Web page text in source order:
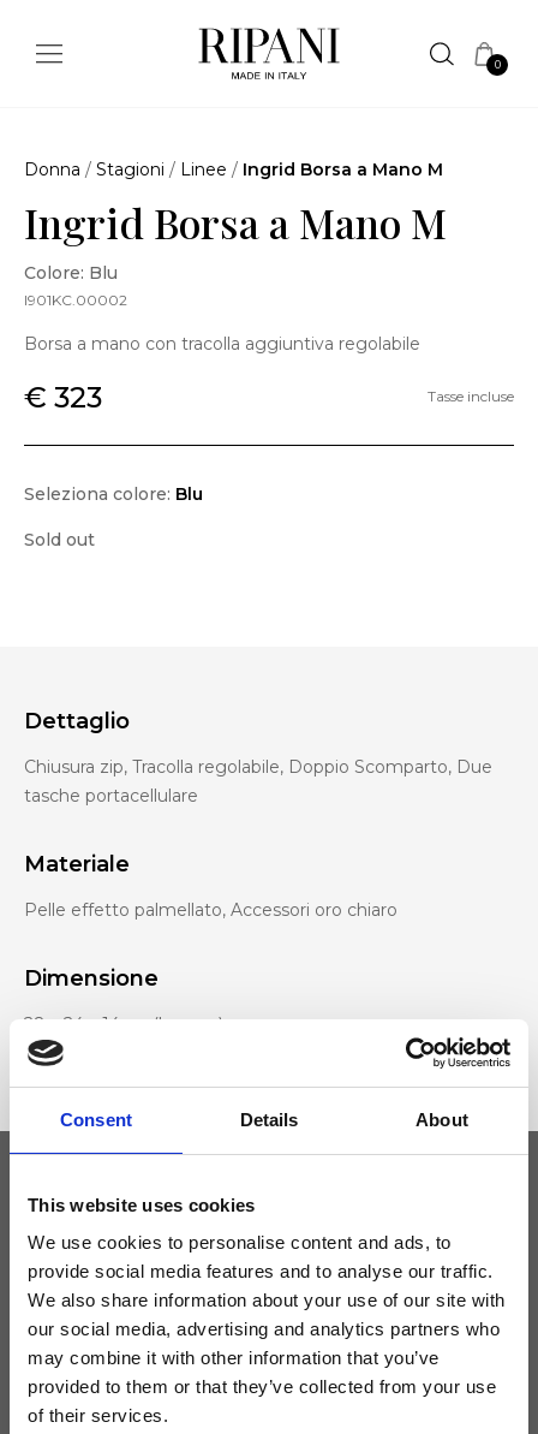
Consent Details About
This website uses cookies
We use cookies to personalise content and ads, to
provide social media features and to analyse our traffic.
We also share information about your use of our site with
our social media, advertising and analytics partners who
may combine it with other information that you’ve
provided to them or that they’ve collected from your use
of their services.
0
Donna / Stagioni / Linee / Ingrid Borsa a Mano M
Ingrid Borsa a Mano M
Colore: Blu
I901KC.00002
Borsa a mano con tracolla aggiuntiva regolabile
€ 323 Tasse incluse
Seleziona colore: Blu
Sold out
Dettaglio
Chiusura zip, Tracolla regolabile, Doppio Scomparto, Due
tasche portacellulare
Materiale
Pelle effetto palmellato, Accessori oro chiaro
Dimensione
28 x 24 x 14cm (l x a x p)
Tieniti aggiornato
Non perdere le novità di Ripani, iscriviti alla newsletter!